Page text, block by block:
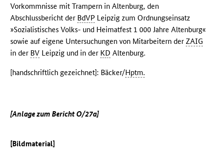
Vorkommnisse mit Trampern in Altenburg, den
Abschlussbericht der BdVP Leipzig zum Ordnungseinsatz
»Sozialistisches Volks- und Heimatfest 1 000 Jahre Altenburg«
sowie auf eigene Untersuchungen von Mitarbeitern derZAIG
in der BV Leipzig und in der KD Altenburg.
[handschriftlich gezeichnet]: Bäcker/Hptm.
[Anlage zum Bericht O/27a]
[Bildmaterial]